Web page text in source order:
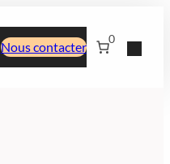
Nous contacter
0